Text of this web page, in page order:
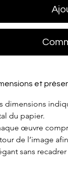
et
dimensions
du papier.
œuvre
de l’image
sans